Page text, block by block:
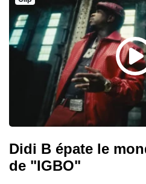
Didi B épate le
de "IGBO"